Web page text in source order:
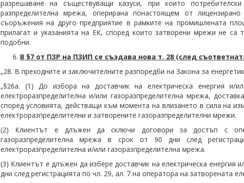
разрешаване на съществуващи казуси, при които
разпределителна мрежа, оперирана понастоящем от
съоръжения на друго предприятие в рамките на промишлената
прилагат и указанията на ЕК, според които затворени мрежи не са
подобни.
В §7 от ПЗР на ПЗИП се създава нова т. 28 (след
„28. В преходните и заключителните разпоредби на Закона за
„§26а. (1) До избора на доставчик на електрическа енергия и/
електроразпределителна и/или газоразпределителна мрежа,
според условията, действащи към момента на влизането в сила на
електроразпределителни и затворените газоразпределителни мрежи.
(2) Клиентът е длъжен да сключи договори за достъп с
газоразпределителна мрежа в срок от 90 дни след
електроразпределителна и/или газоразпределителна мрежа.
(3) Клиентът е длъжен да избере доставчик на електрическа енергия
дни след регистрацията по чл. 29, ал. 7 на оператора на затворената